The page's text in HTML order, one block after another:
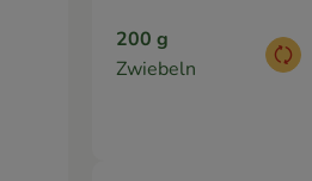
200 g
Zwiebeln